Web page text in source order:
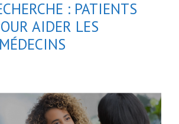
: PATIENTS
AIDER LES